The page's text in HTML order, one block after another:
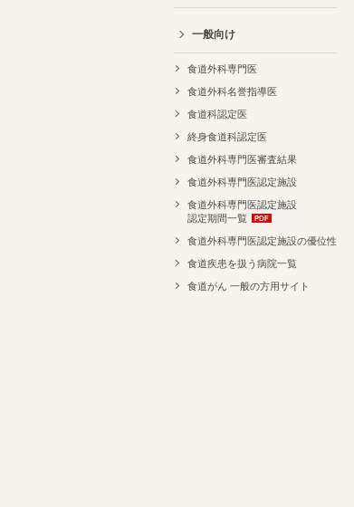
一般向け
食道外科専門医
食道外科名誉指導医
食道科認定医
終身食道科認定医
食道外科専門医審査結果
食道外科専門医認定施設
食道外科専門医認定施設
認定期間一覧
食道外科専門医認定施設の優位性
食道疾患を扱う病院一覧
食道がん 一般の方用サイト